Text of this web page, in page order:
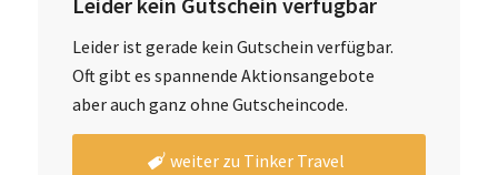
Leider ist gerade kein Gutschein verfügbar.
Oft gibt es spannende Aktionsangebote
aber auch ganz ohne Gutscheincode.
weiter zu Tinker Travel